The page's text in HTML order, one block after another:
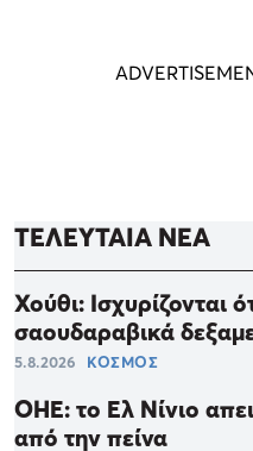
ΤΕΛΕΥΤΑΙΑ ΝΕΑ
Χούθι: Ισχυρίζονται
σαουδαραβικά
5.8.2026 ΚΟΣΜΟΣ
ΟΗΕ: το Ελ Νίνιο
από την πείνα